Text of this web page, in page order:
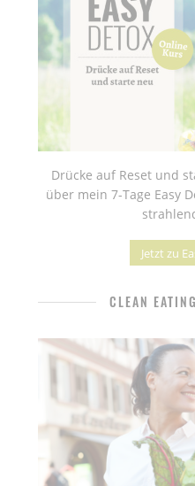
Drücke auf Reset und
über mein 7-Tage Easy
Jetzt zu
CLEAN